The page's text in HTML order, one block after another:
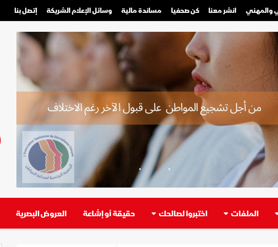
والمهني انشر معنا
كن صحفيا
صحفي محترف
صحفي مواطن
مساندة مالية وسائل الإعلام الشريكة إتصل بنا
الملفات اختبروا لصالحك حقيقة أو إشاعة العروض البصرية